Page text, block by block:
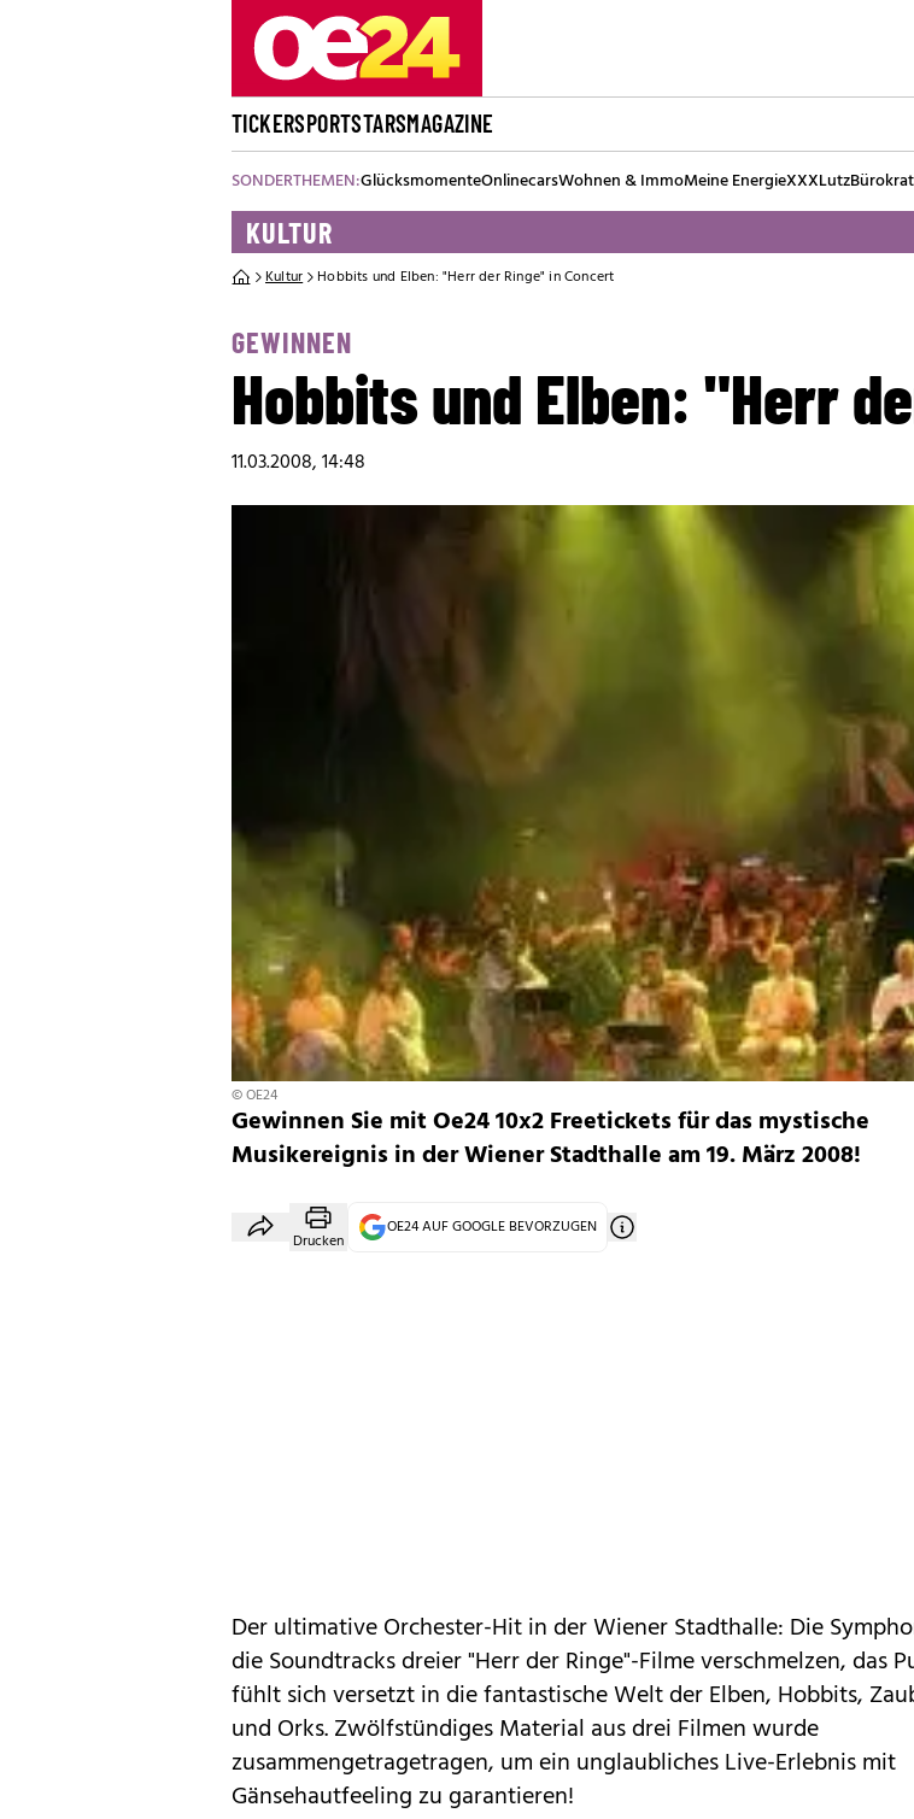
TICKERSPORTSTARSMAGAZINE
SONDERTHEMEN:GlücksmomenteOnlinecarsWohnen & ImmoMeine EnergieXXXLutz
KULTUR
Kultur Hobbits und Elben: "Herr der Ringe" in Concert
GEWINNEN
Hobbits und Elben: "Herr
11.03.2008, 14:48
© OE24
Gewinnen Sie mit Oe24 10x2 Freetickets für das mystische
Musikereignis in der Wiener Stadthalle am 19. März 2008!
Drucken
OE24 AUF GOOGLE BEVORZUGEN
Der ultimative Orchester-Hit in der Wiener Stadthalle: Die
die Soundtracks dreier "Herr der Ringe"-Filme verschmelzen, das
fühlt sich versetzt in die fantastische Welt der Elben, Hobbits,
und Orks. Zwölfstündiges Material aus drei Filmen wurde
zusammengetragetragen, um ein unglaubliches Live-Erlebnis mit
Gänsehautfeeling zu garantieren!